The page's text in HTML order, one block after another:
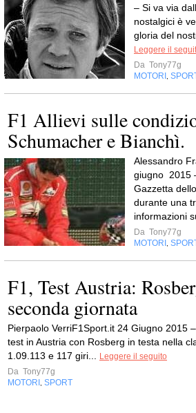
– Si va via
nostalgici è
gloria del
Leggere il
Da Tony77g
MOTORI
F1 Allievi sulle
Schumacher e Bianchì.
Alessandro
giugno 2015
Gazzetta
durante una
informazioni
Da Tony77g
MOTORI
F1, Test Austria:
seconda giornata
Pierpaolo VerriF1Sport.it 24 Giugno 2015
test in Austria con Rosberg in testa nella
1.09.113 e 117 giri...
Leggere il seguito
Da Tony77g
MOTORI
SPORT